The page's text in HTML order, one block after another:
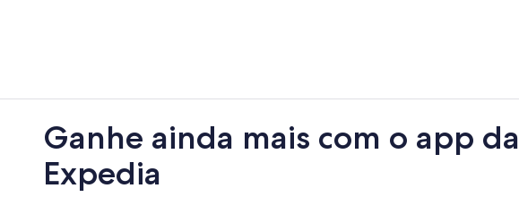
Ganhe ainda mais com o app da
Expedia